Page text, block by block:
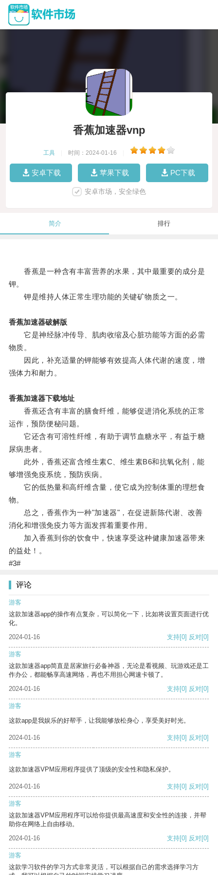
香蕉加速器vnp
工具 时间：2024-01-16
安卓下载 苹果下载 PC下载
安卓市场，安全绿色
简介 排行
香蕉是一种含有丰富营养的水果，其中最重要的成分是
钾。
钾是维持人体正常生理功能的关键矿物质之一。
香蕉加速器破解版
它是神经脉冲传导、肌肉收缩及心脏功能等方面的必需
物质。
因此，补充适量的钾能够有效提高人体代谢的速度，增
强体力和耐力。
香蕉加速器下载地址
香蕉还含有丰富的膳食纤维，能够促进消化系统的正常
运作，预防便秘问题。
它还含有可溶性纤维，有助于调节血糖水平，有益于糖
尿病患者。
此外，香蕉还富含维生素C、维生素B6和抗氧化剂，能
够增强免疫系统，预防疾病。
它的低热量和高纤维含量，使它成为控制体重的理想食
物。
总之，香蕉作为一种"加速器"，在促进新陈代谢、改善
消化和增强免疫力等方面发挥着重要作用。
加入香蕉到你的饮食中，快速享受这种健康加速器带来
的益处！。
#3#
评论
游客
这款加速器app的操作有点复杂，可以简化一下，比如将设置页面进行优
化。
2024-01-16
支持[0] 反对[0]
游客
这款加速器app简直是居家旅行必备神器，无论是看视频、玩游戏还是工
作办公，都能畅享高速网络，再也不用担心网速卡顿了。
2024-01-16
支持[0] 反对[0]
游客
这款app是我娱乐的好帮手，让我能够放松身心，享受美好时光。
2024-01-16 支持[0] 反对[0]
游客
这款加速器VPM应用程序提供了顶级的安全性和隐私保护。
2024-01-16 支持[0] 反对[0]
游客
这款加速器VPM应用程序可以给你提供最高速度和安全性的连接，并帮
助你在网络上自由移动。
2024-01-16
支持[0] 反对[0]
游客
这款学习软件的学习方式非常灵活，可以根据自己的需求选择学习方